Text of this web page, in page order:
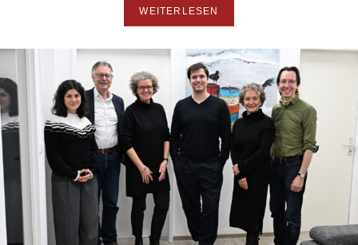
WEITERLESEN